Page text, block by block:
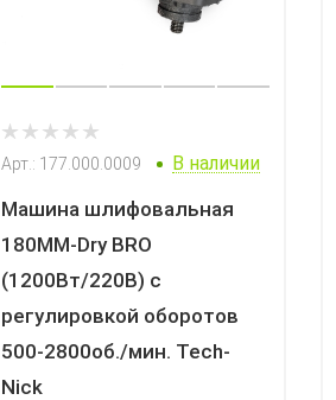
Арт.: 177.000.0009 В наличии
Машина шлифовальная
180MM-Dry BRO
(1200Вт/220В) с
регулировкой оборотов
500-2800об./мин. Tech-
Nick